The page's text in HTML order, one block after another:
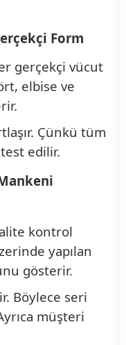
Form
gerçekçi vücut
elbise ve
Çünkü tüm
edilir.
kontrol
yapılan
gösterir.
Böylece seri
müşteri